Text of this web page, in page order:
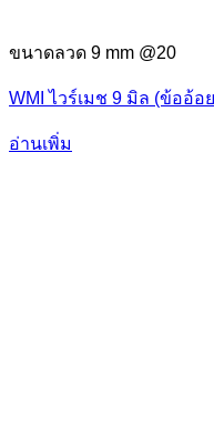
ขนาดลวด 9 mm @20
WMI ไวร์เมช 9 มิล (ข้ออ้อ
อ่านเพิ่ม